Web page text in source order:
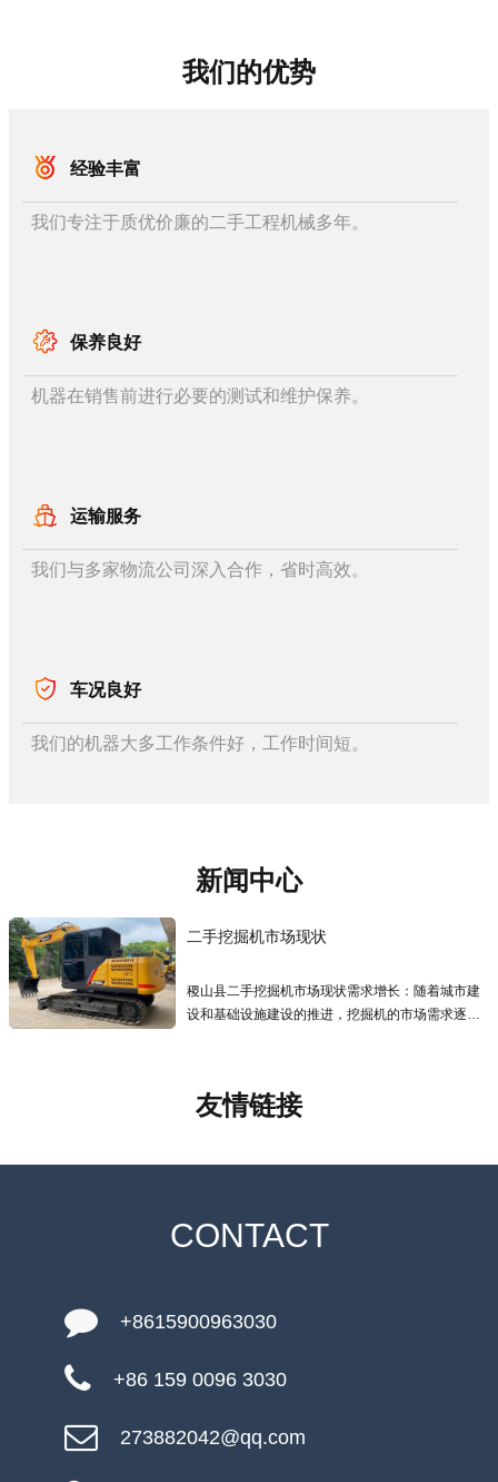
我们的优势
经验丰富
我们专注于质优价廉的二手工程机械多年。
保养良好
机器在销售前进行必要的测试和维护保养。
运输服务
我们与多家物流公司深入合作，省时高效。
车况良好
我们的机器大多工作条件好，工作时间短。
新闻中心
二手挖掘机市场现状
稷山县二手挖掘机市场现状需求增长：随着城市建
设和基础设施建设的推进，挖掘机的市场需求逐年
友情链接
CONTACT
+8615900963030
+86 159 0096 3030
273882042@qq.com